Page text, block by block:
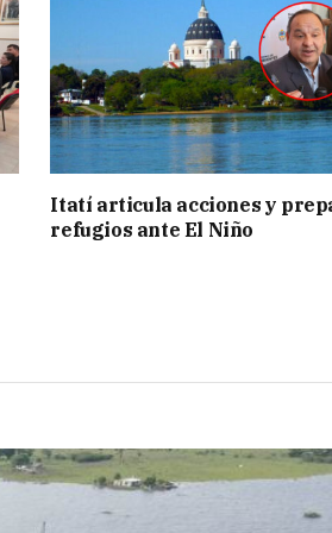
Itatí articula acciones y
refugios ante El Niño